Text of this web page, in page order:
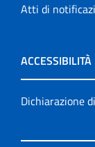
Atti di
ACCESSIBILITÀ
Dichiarazione